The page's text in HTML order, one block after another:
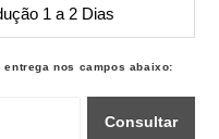
1 a 2 Dias
nos campos abaixo:
Consultar